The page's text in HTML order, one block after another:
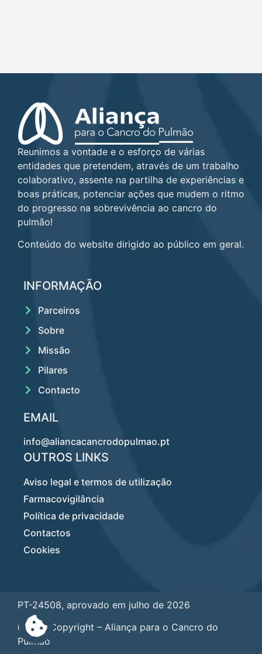
Reunimos a vontade e o esforço de várias
entidades que pretendem, através de um trabalho
colaborativo, assente na partilha de experiências e
boas práticas, potenciar ações que mudem o ritmo
do progresso na sobrevivência ao cancro do
pulmão!
Conteúdo do website dirigido ao público em geral.
INFORMAÇÃO
Parceiros
Sobre
Missão
Pilares
Contacto
EMAIL
info@aliancacancrodopulmao.pt
OUTROS LINKS
Aviso legal e termos de utilização
Farmacovigilância
Política de privacidade
Contactos
Cookies
PT-24508, aprovado em julho de 2026
@2020Copyright – Aliança para o Cancro do
Pulmão